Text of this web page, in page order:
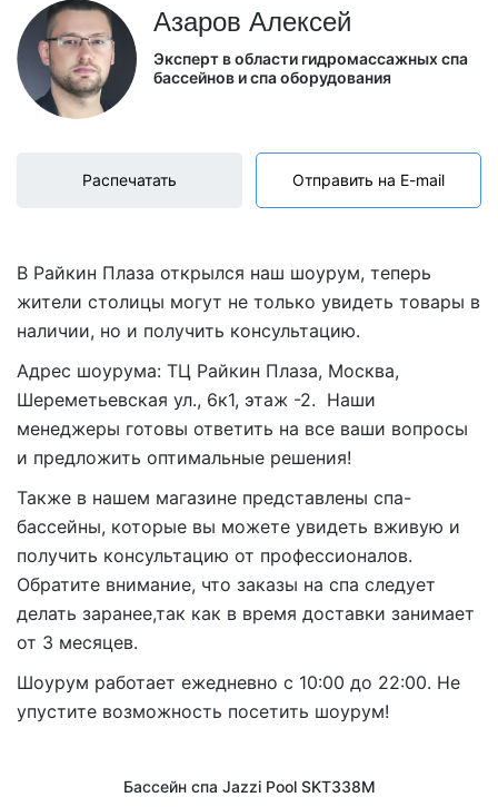
Распечатать Отправить на E-mail
Азаров Алексей
Эксперт в области гидромассажных спа
бассейнов и спа оборудования
В Райкин Плаза открылся наш шоурум, теперь
жители столицы могут не только увидеть товары в
наличии, но и получить консультацию.
Адрес шоурума: ТЦ Райкин Плаза, Москва,
Шереметьевская ул., 6к1, этаж -2. Наши
менеджеры готовы ответить на все ваши вопросы
и предложить оптимальные решения!
Также в нашем магазине представлены спа-
бассейны, которые вы можете увидеть вживую и
получить консультацию от профессионалов.
Обратите внимание, что заказы на спа следует
делать заранее,так как в время доставки занимает
от 3 месяцев.
Шоурум работает ежедневно с 10:00 до 22:00. Не
упустите возможность посетить шоурум!
Бассейн спа Jazzi Pool SKT338M